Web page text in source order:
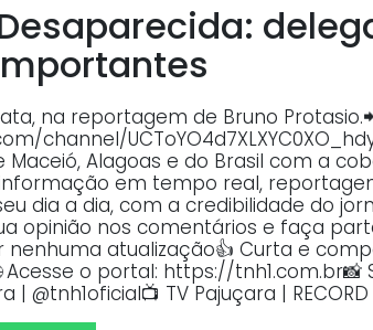
na reportagem de Bruno Protasio.📲
channel/
Alagoas e do Brasil com a
em tempo real,
dia a dia, com a credibilidade do
opinião nos comentários e faça
atualização👍 Curta e
o portal: https://tnh1.com.br📸
@tnh1oficial📺 TV Pajuçara | RECORD